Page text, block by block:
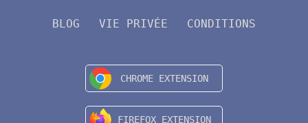
BLOG VIE PRIVÉE CONDITIONS